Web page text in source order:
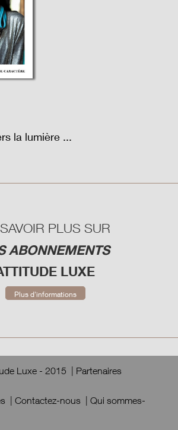
la lumière ...
PLUS SUR
ABONNEMENTS
LUXE
Plus d'informations
Luxe - 2015 Partenaires
Contactez-nous Qui sommes-